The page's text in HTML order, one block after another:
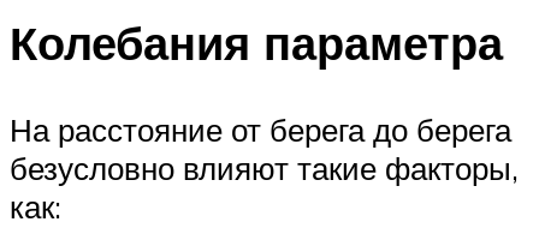
Колебания параметра
На расстояние от берега до берега
безусловно влияют такие факторы,
как: